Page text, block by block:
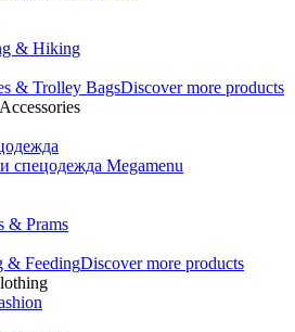
& Hiking
& Trolley BagsDiscover more products
спецодежда Megamenu
& Prams
& FeedingDiscover more products